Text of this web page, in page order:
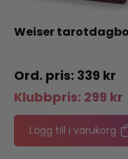
Weiser
339 kr
Klubbpris: 299 kr
Lägg till i varukorg